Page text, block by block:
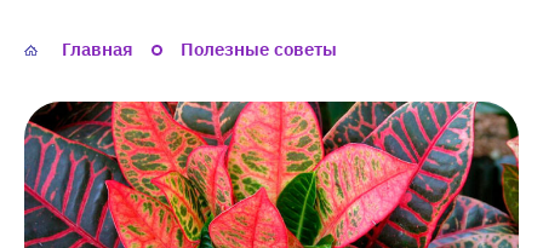
Главная Полезные советы